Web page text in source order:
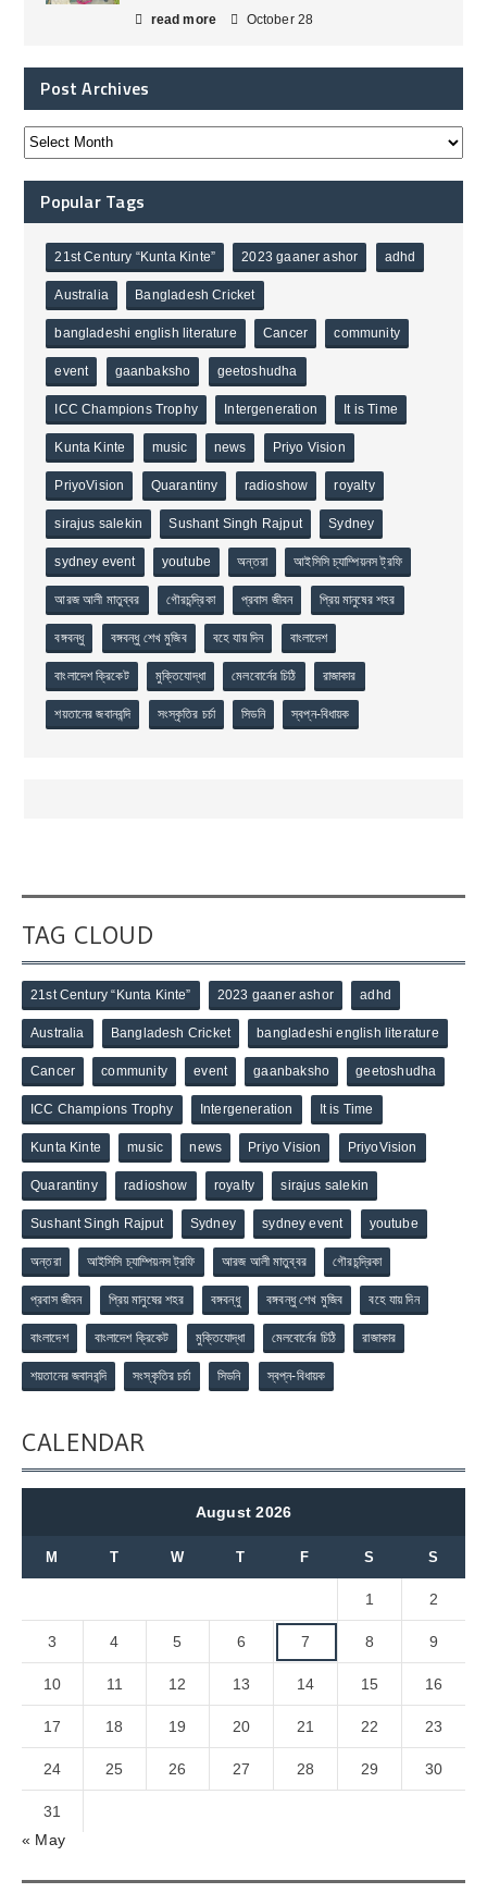
read more October 28
Post Archives
Popular Tags
21st Century “Kunta Kinte” 2023 gaaner ashor adhd
Australia Bangladesh Cricket
bangladeshi english literature Cancer community
event gaanbaksho geetoshudha
ICC Champions Trophy Intergeneration It is Time
Kunta Kinte music news Priyo Vision
PriyoVision Quarantiny radioshow royalty
sirajus salekin Sushant Singh Rajput Sydney
sydney event youtube অন্তরা আইসিসি চ্যাম্পিয়নস ট্রফি
আরজ আলী মাতুব্বর গৌরচন্দ্রিকা প্রবাস জীবন প্রিয় মানুষের শহর
বঙ্গবন্ধু বঙ্গবন্ধু শেখ মুজিব বহে যায় দিন বাংলাদেশ
বাংলাদেশ ক্রিকেট মুক্তিযোদ্ধা মেলবোর্নের চিঠি রাজাকার
শয়তানের জবানবন্দি সংস্কৃতির চর্চা সিডনি স্বপ্ন-বিধায়ক
TAG CLOUD
21st Century “Kunta Kinte” 2023 gaaner ashor adhd
Australia Bangladesh Cricket bangladeshi english literature
Cancer community event gaanbaksho geetoshudha
ICC Champions Trophy Intergeneration It is Time
Kunta Kinte music news Priyo Vision PriyoVision
Quarantiny radioshow royalty sirajus salekin
Sushant Singh Rajput Sydney sydney event youtube
অন্তরা আইসিসি চ্যাম্পিয়নস ট্রফি আরজ আলী মাতুব্বর গৌরচন্দ্রিকা
প্রবাস জীবন প্রিয় মানুষের শহর বঙ্গবন্ধু বঙ্গবন্ধু শেখ মুজিব বহে যায় দিন
বাংলাদেশ বাংলাদেশ ক্রিকেট মুক্তিযোদ্ধা মেলবোর্নের চিঠি রাজাকার
শয়তানের জবানবন্দি সংস্কৃতির চর্চা সিডনি স্বপ্ন-বিধায়ক
CALENDAR
August 2026
M T W T F S S
1 2
3 4 5 6 7 8 9
10 11 12 13 14 15 16
17 18 19 20 21 22 23
24 25 26 27 28 29 30
31
« May